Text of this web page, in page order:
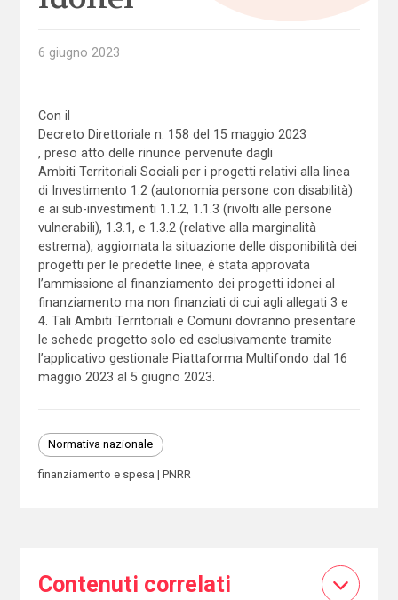
6 giugno 2023
Con il
Decreto Direttoriale n. 158 del 15 maggio 2023
, preso atto delle rinunce pervenute dagli
Ambiti Territoriali Sociali per i progetti relativi alla linea
di Investimento 1.2 (autonomia persone con disabilità)
e ai sub-investimenti 1.1.2, 1.1.3 (rivolti alle persone
vulnerabili), 1.3.1, e 1.3.2 (relative alla marginalità
estrema), aggiornata la situazione delle disponibilità dei
progetti per le predette linee, è stata approvata
l’ammissione al finanziamento dei progetti idonei al
finanziamento ma non finanziati di cui agli allegati 3 e
4. Tali Ambiti Territoriali e Comuni dovranno presentare
le schede progetto solo ed esclusivamente tramite
l’applicativo gestionale Piattaforma Multifondo dal 16
maggio 2023 al 5 giugno 2023.
Normativa nazionale
finanziamento e spesa PNRR
Contenuti correlati